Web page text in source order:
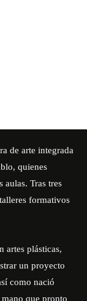
de arte integrada
quienes
aulas. Tras tres
formativos
artes plásticas,
un proyecto
como nació
que pronto